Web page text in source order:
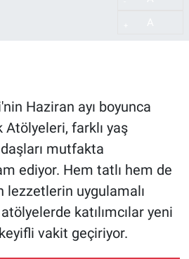
Haziran ayı boyunca
farklı yaş
mutfakta
ediyor. Hem tatlı hem de
lezzetlerin uygulamalı
katılımcılar yeni
vakit geçiriyor.